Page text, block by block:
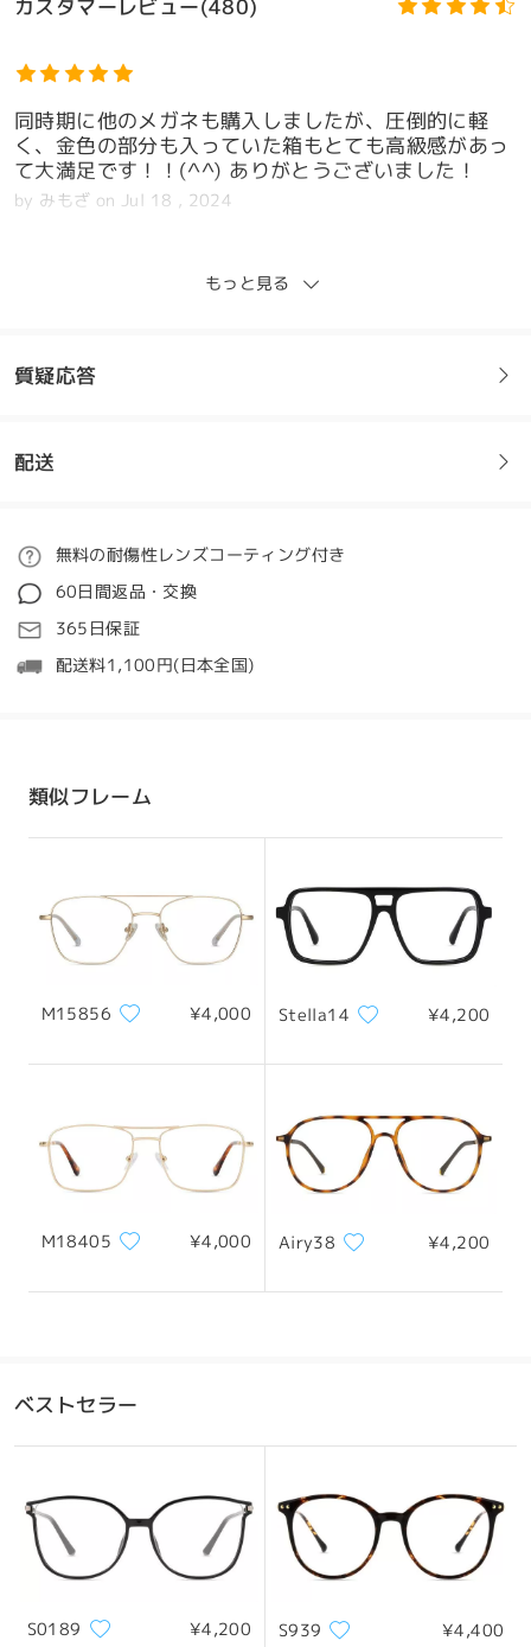
カスタマーレビュー(480)
同時期に他のメガネも購入しましたが、圧倒的に軽
く、金色の部分も入っていた箱もとても高級感があっ
て大満足です！！(^^) ありがとうございました！
by みもざ on Jul 18 , 2024
by 中野 on
もっと見る
質疑応答
フレームについてご質問がある場合は、以下からお問い合わせく
質問する
配送
ご注文
処理時間
5-7営業日
詳細
配送時間
配送
無料の耐傷性レンズコーティング付き
60日間返品・交換
365日保証
配送料1,100円(日本全国)
類似フレーム
M15856 ¥4,000 Stella14 ¥4,200
M18405 ¥4,000 Airy38 ¥4,200
ベストセラー
S0189 ¥4,200 S939 ¥4,400